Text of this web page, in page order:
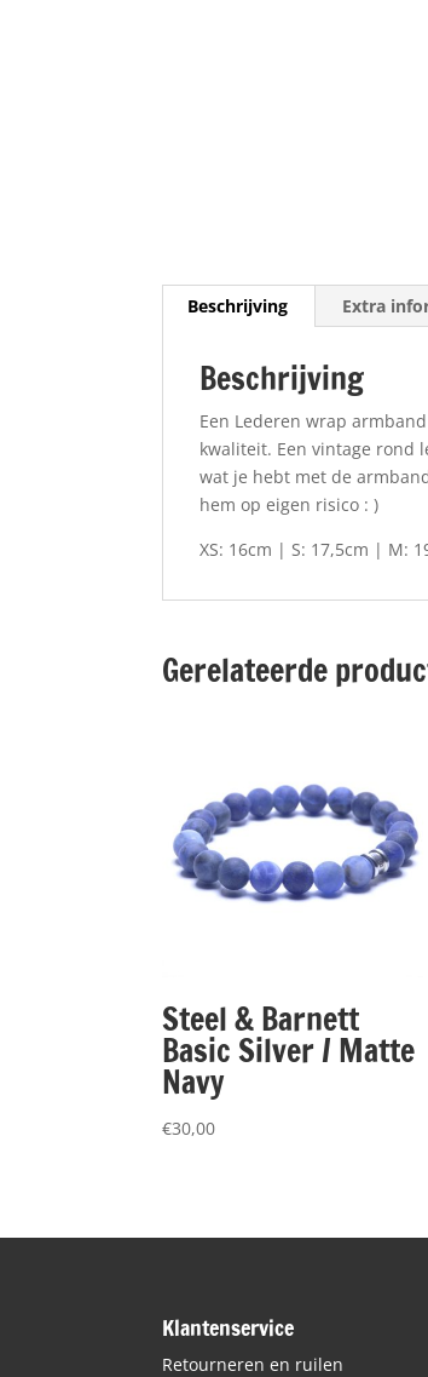
Beschrijving Extra
Beschrijving
Een Lederen wrap
kwaliteit. Een vintage rond
wat je hebt met de
hem op eigen risico : )
XS: 16cm | S: 17,5cm | M:
Gerelateerde
Steel & Barnett
Basic Silver / Matte
Navy
€30,00
Klantenservice
Retourneren en ruilen